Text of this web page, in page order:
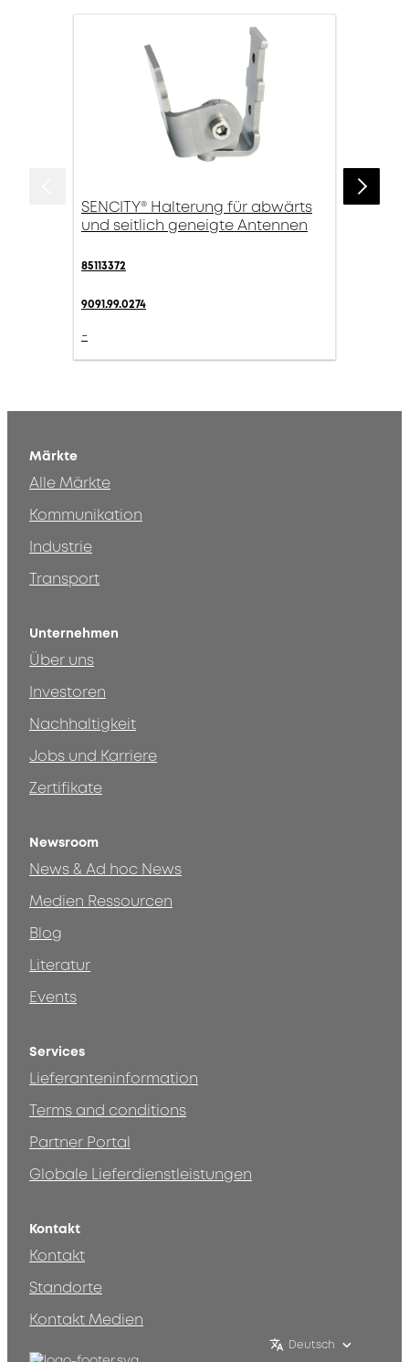
SENCITY® Halterung für abwärts
und seitlich geneigte Antennen
85113372
9091.99.0274
-
Märkte
Alle Märkte
Kommunikation
Industrie
Transport
Unternehmen
Über uns
Investoren
Nachhaltigkeit
Jobs und Karriere
Zertifikate
Newsroom
News & Ad hoc News
Medien Ressourcen
Blog
Literatur
Events
Services
Lieferanteninformation
Terms and conditions
Partner Portal
Globale Lieferdienstleistungen
Kontakt
Kontakt
Standorte
Kontakt Medien
Deutsch